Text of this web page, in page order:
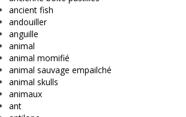
ancient fish
andouiller
anguille
animal
animal momifié
animal sauvage empailché
animal skulls
animaux
ant